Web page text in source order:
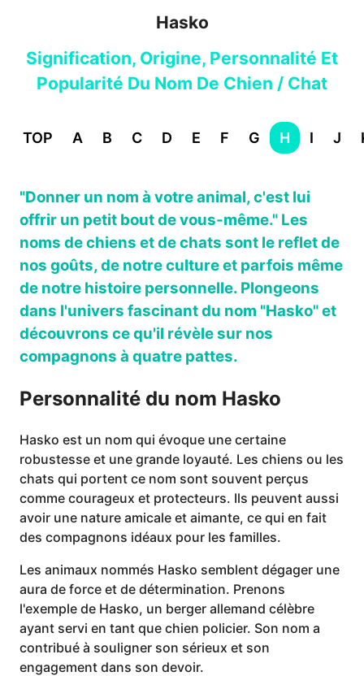
Hasko
Signification, Origine, Personnalité Et
Popularité Du Nom De Chien / Chat
TOP A B C D E F G H I J
"Donner un nom à votre animal, c'est lui
offrir un petit bout de vous-même." Les
noms de chiens et de chats sont le reflet de
nos goûts, de notre culture et parfois même
de notre histoire personnelle. Plongeons
dans l'univers fascinant du nom "Hasko" et
découvrons ce qu'il révèle sur nos
compagnons à quatre pattes.
Personnalité du nom Hasko
Hasko est un nom qui évoque une certaine
robustesse et une grande loyauté. Les chiens ou les
chats qui portent ce nom sont souvent perçus
comme courageux et protecteurs. Ils peuvent aussi
avoir une nature amicale et aimante, ce qui en fait
des compagnons idéaux pour les familles.
Les animaux nommés Hasko semblent dégager une
aura de force et de détermination. Prenons
l'exemple de Hasko, un berger allemand célèbre
ayant servi en tant que chien policier. Son nom a
contribué à souligner son sérieux et son
engagement dans son devoir.